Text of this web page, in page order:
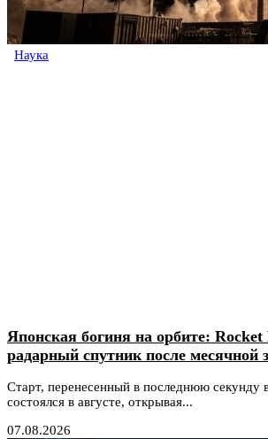
Наука
Японская богиня на орбите: Rocket
радарный спутник после месячной
Старт, перенесенный в последнюю секунду
состоялся в августе, открывая...
07.08.2026